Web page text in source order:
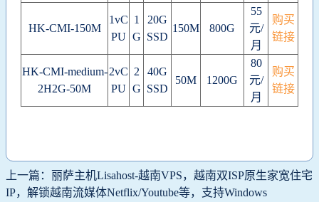
HK-CMI-150M
1vC
PU
1
G
20G
SSD
150M 800G
55
元/
月
购买
链接
HK-CMI-medium-
2H2G-50M
2vC
PU
2
G
40G
SSD
50M 1200G
80
元/
月
购买
链接
上一篇：丽萨主机Lisahost-越南VPS，越南双ISP原生家宽住宅
IP，解锁越南流媒体Netflix/Youtube等，支持Windows